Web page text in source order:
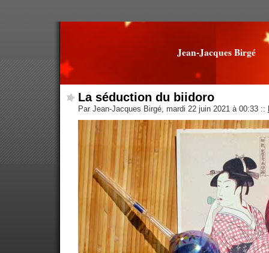
Jean-Jacques Birgé
La séduction du biidoro
Par Jean-Jacques Birgé, mardi 22 juin 2021 à 00:33 ::